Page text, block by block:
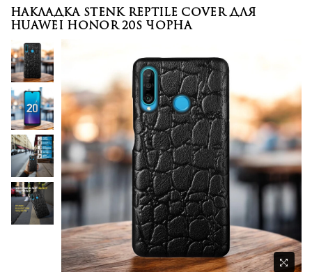
Накладка Stenk Reptile Cover для
HuaWei Honor 20S Чорна